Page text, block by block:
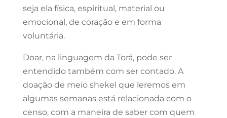
seja ela física, espiritual, material ou
emocional, de coração e em forma
voluntária.
Doar, na linguagem da Torá, pode ser
entendido também com ser contado. A
doação de meio shekel que leremos em
algumas semanas está relacionada com o
censo, com a maneira de saber com quem